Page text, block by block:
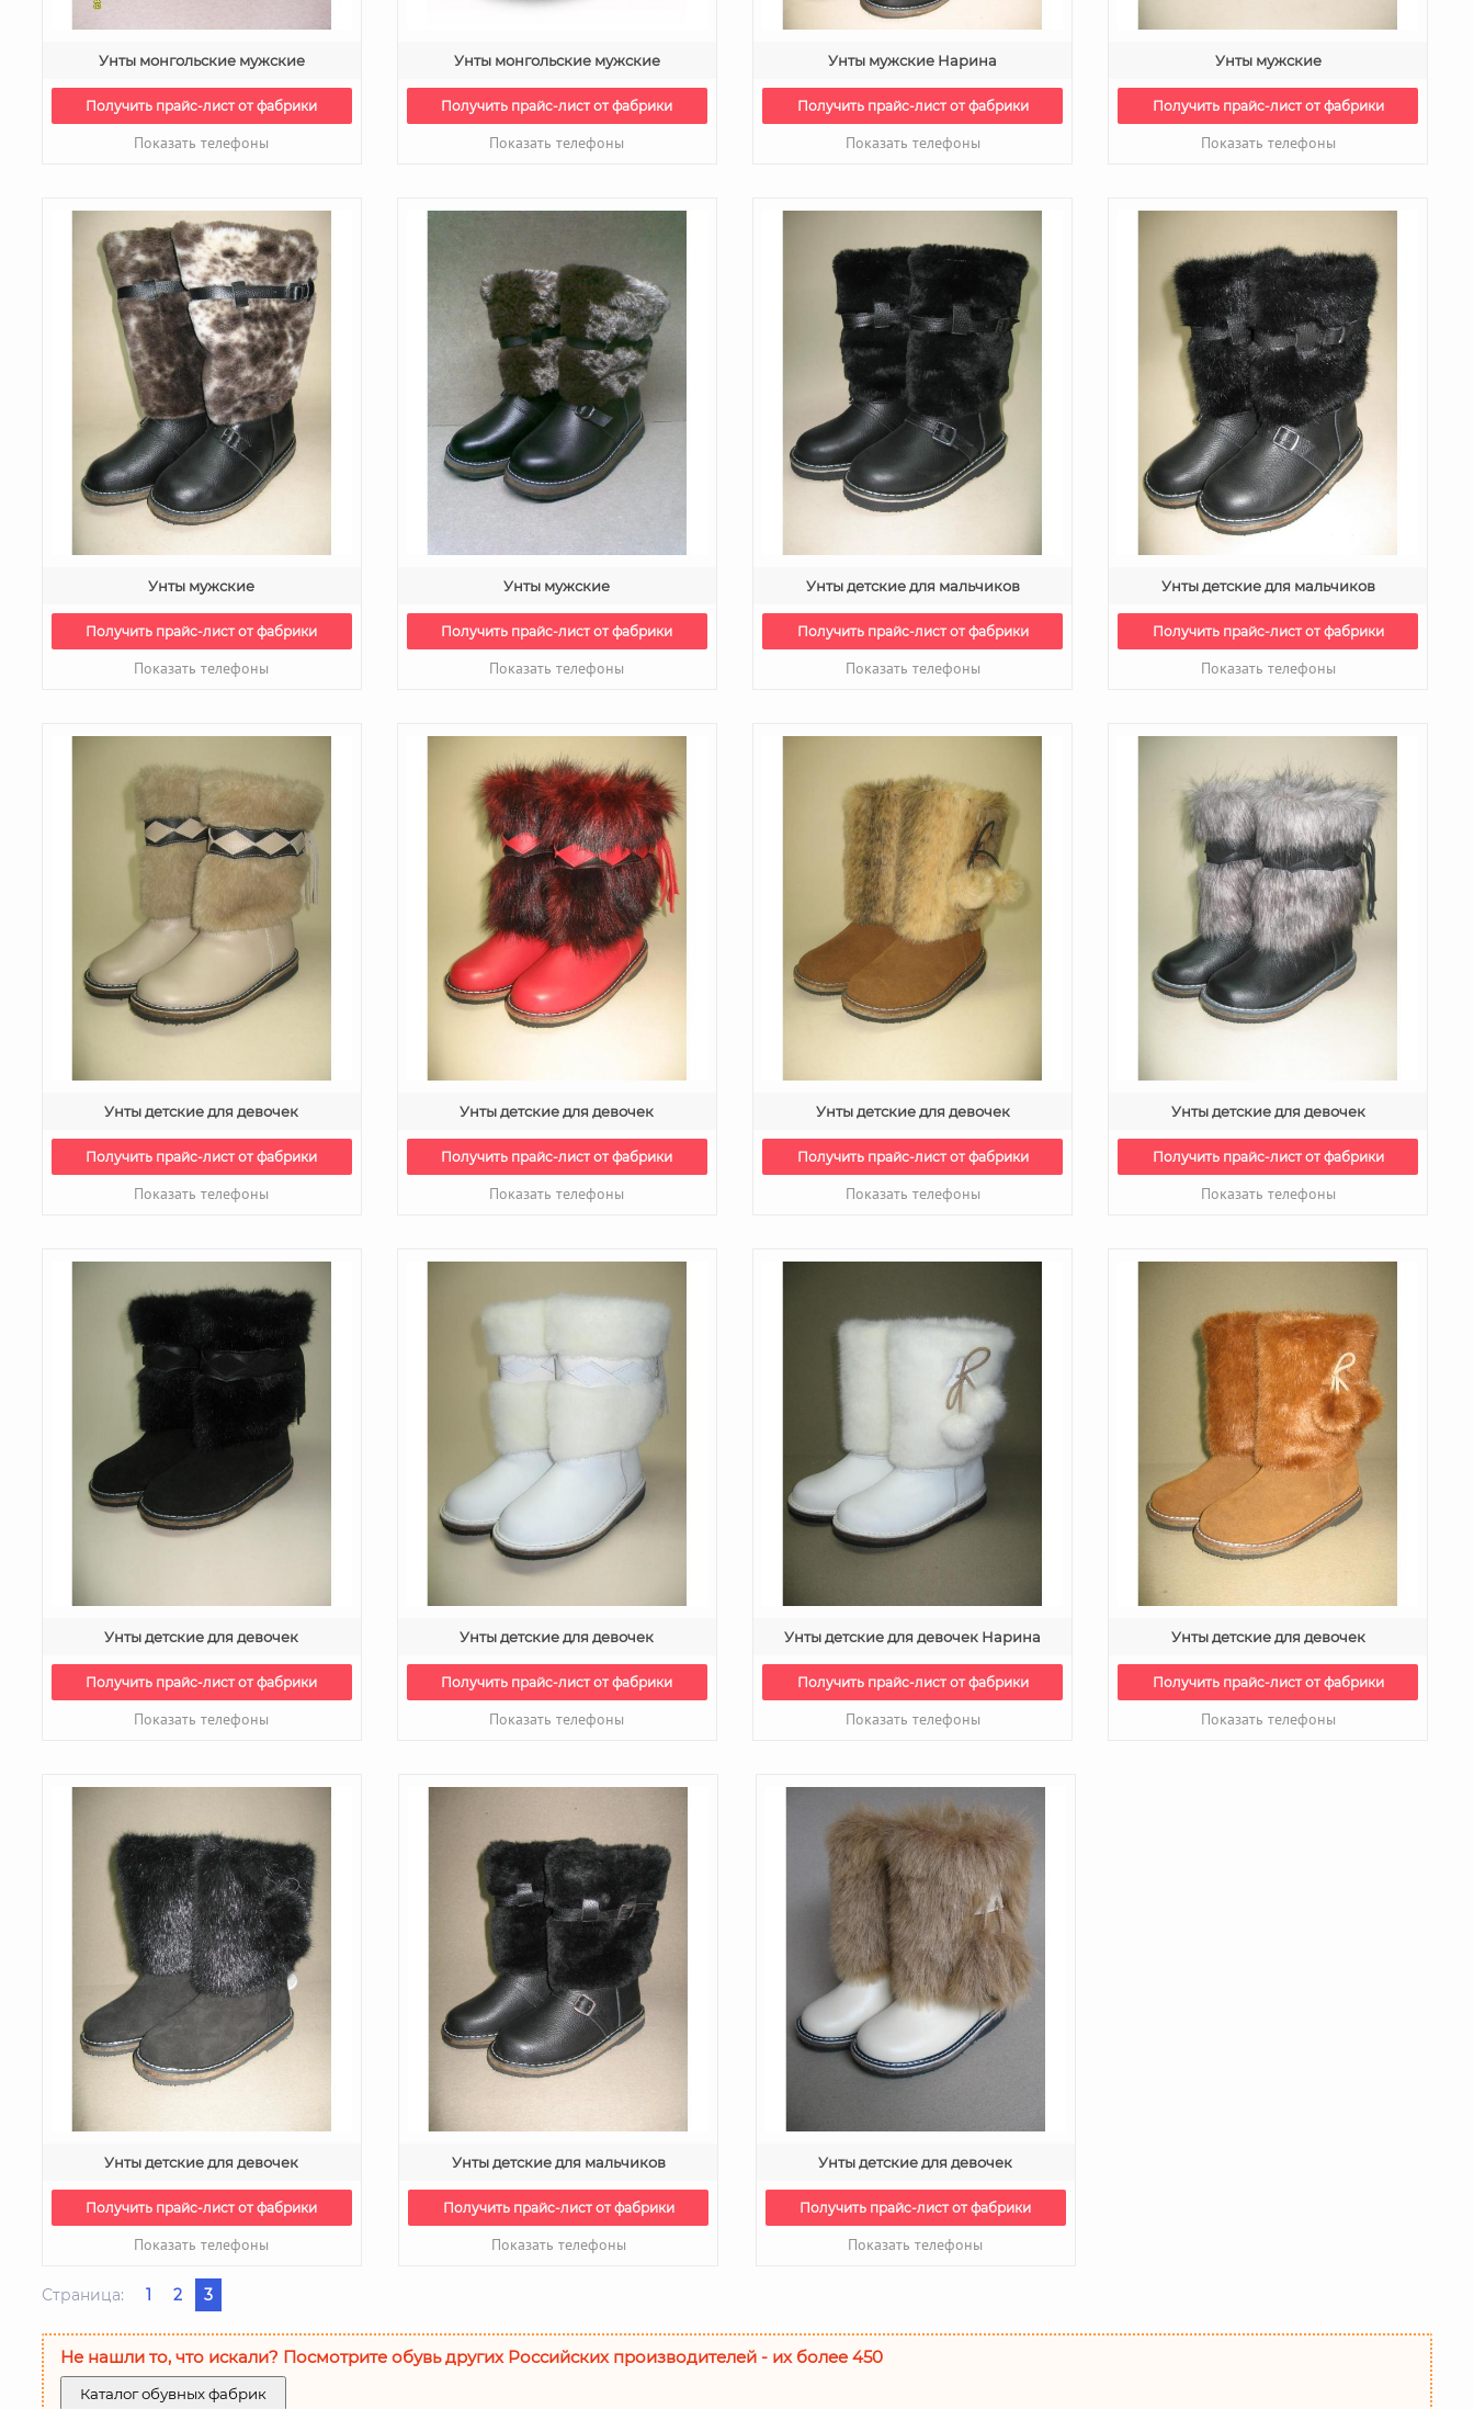
Унты монгольские мужские
Получить прайс-лист от фабрики
Показать телефоны
Унты монгольские мужские
Получить прайс-лист от фабрики
Показать телефоны
Унты мужские Нарина
Получить прайс-лист от фабрики
Показать телефоны
Унты мужские
Получить прайс-лист от фабрики
Показать телефоны
Унты мужские
Получить прайс-лист от фабрики
Показать телефоны
Унты мужские
Получить прайс-лист от фабрики
Показать телефоны
Унты детские для мальчиков
Получить прайс-лист от фабрики
Показать телефоны
Унты детские для мальчиков
Получить прайс-лист от фабрики
Показать телефоны
Унты детские для девочек
Получить прайс-лист от фабрики
Показать телефоны
Унты детские для девочек
Получить прайс-лист от фабрики
Показать телефоны
Унты детские для девочек
Получить прайс-лист от фабрики
Показать телефоны
Унты детские для девочек
Получить прайс-лист от фабрики
Показать телефоны
Унты детские для девочек
Получить прайс-лист от фабрики
Показать телефоны
Унты детские для девочек
Получить прайс-лист от фабрики
Показать телефоны
Унты детские для девочек Нарина
Получить прайс-лист от фабрики
Показать телефоны
Унты детские для девочек
Получить прайс-лист от фабрики
Показать телефоны
Унты детские для девочек
Получить прайс-лист от фабрики
Показать телефоны
Унты детские для мальчиков
Получить прайс-лист от фабрики
Показать телефоны
Унты детские для девочек
Получить прайс-лист от фабрики
Показать телефоны
Страница: 1 2 3
Не нашли то, что искали? Посмотрите обувь других Российских производителей - их более 450
Каталог обувных фабрик